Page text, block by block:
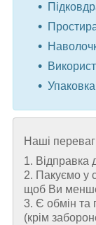
Наші
1. Відправка
2. Пакуємо у
щоб Ви
3. Є обмін та
(крім